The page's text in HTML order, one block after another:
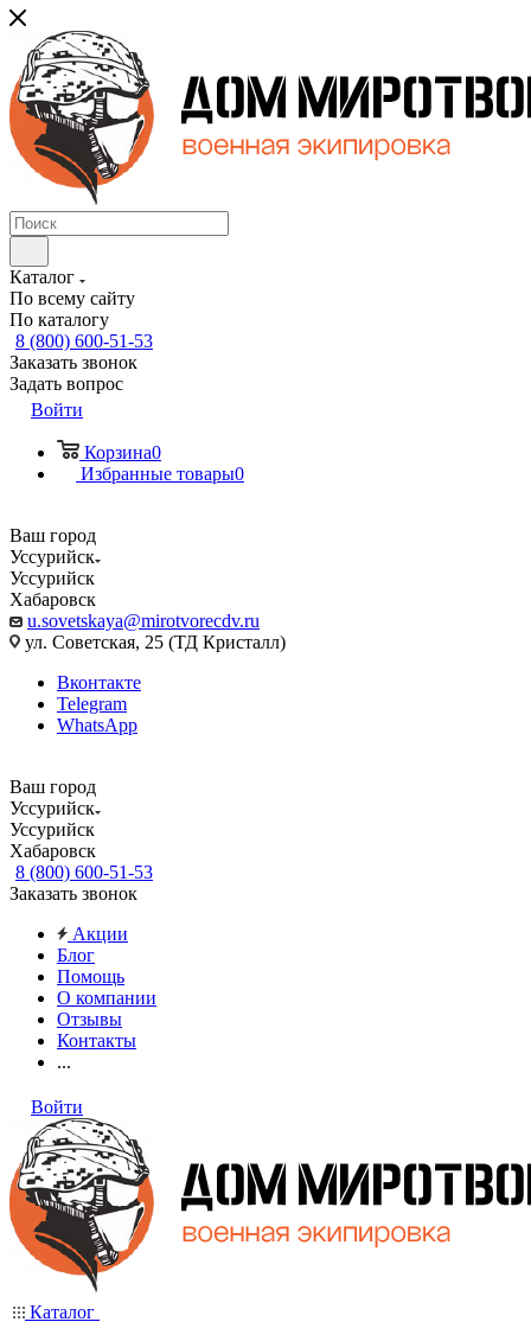
Каталог
По всему сайту
По каталогу
8 (800) 600-51-53
Заказать звонок
Задать вопрос
Войти
Корзина0
Избранные товары0
Ваш город
Уссурийск
Уссурийск
Хабаровск
u.sovetskaya@mirotvorecdv.ru
ул. Советская, 25 (ТД Кристалл)
Вконтакте
Telegram
WhatsApp
Ваш город
Уссурийск
Уссурийск
Хабаровск
8 (800) 600-51-53
Заказать звонок
Акции
Блог
Помощь
О компании
Отзывы
Контакты
...
Войти
Каталог